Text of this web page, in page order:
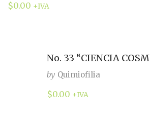
$0.00 +IVA
No. 33 “CIENCIA
by Quimiofilia
$0.00 +IVA